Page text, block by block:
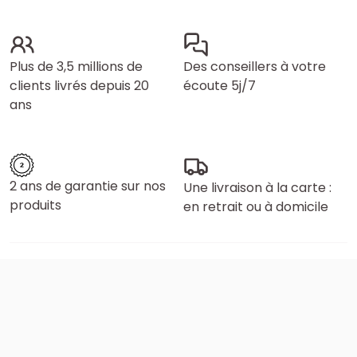
Plus de 3,5 millions de
clients livrés depuis 20
ans
Des conseillers à votre
écoute 5j/7
2 ans de garantie sur nos
produits
Une livraison à la carte :
en retrait ou à domicile